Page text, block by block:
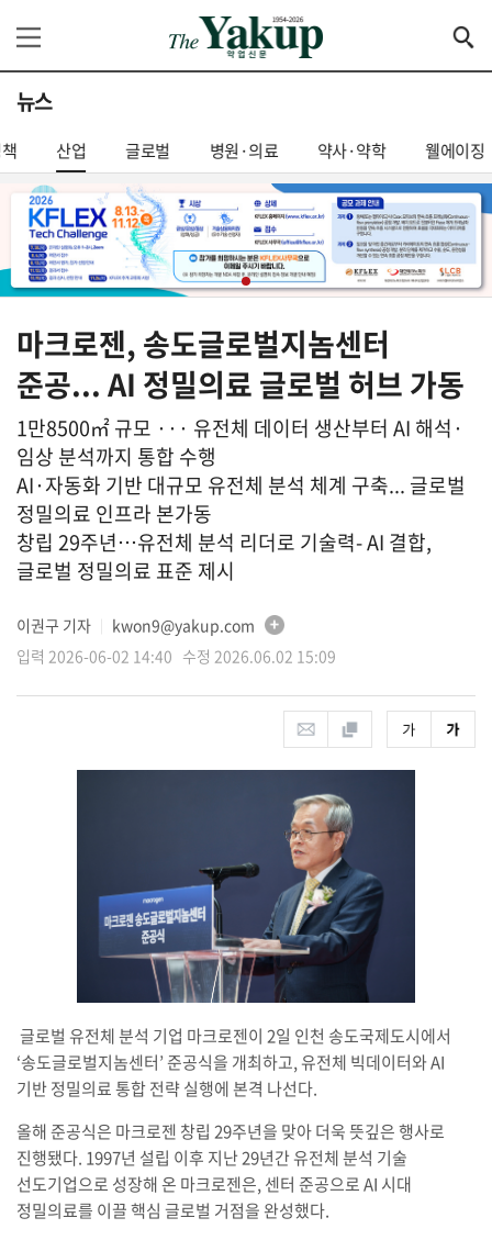
뉴스
산업 글로벌 병원·의료 약사·약학 웰에이징
마크로젠, 송도글로벌지놈센터
준공... AI 정밀의료 글로벌 허브 가동
1만8500㎡ 규모 ··· 유전체 데이터 생산부터 AI 해석·
임상 분석까지 통합 수행
AI·자동화 기반 대규모 유전체 분석 체계 구축... 글로벌
정밀의료 인프라 본가동
창립 29주년…유전체 분석 리더로 기술력- AI 결합,
글로벌 정밀의료 표준 제시
이권구 기자
kwon9@yakup.com
입력 2026-06-02 14:40 수정 2026.06.02 15:09
글로벌 유전체 분석 기업 마크로젠이 2일 인천 송도국제도시에서
‘송도글로벌지놈센터’ 준공식을 개최하고, 유전체 빅데이터와 AI
기반 정밀의료 통합 전략 실행에 본격 나선다.
올해 준공식은 마크로젠 창립 29주년을 맞아 더욱 뜻깊은 행사로
진행됐다. 1997년 설립 이후 지난 29년간 유전체 분석 기술
선도기업으로 성장해 온 마크로젠은, 센터 준공으로 AI 시대
정밀의료를 이끌 핵심 글로벌 거점을 완성했다.